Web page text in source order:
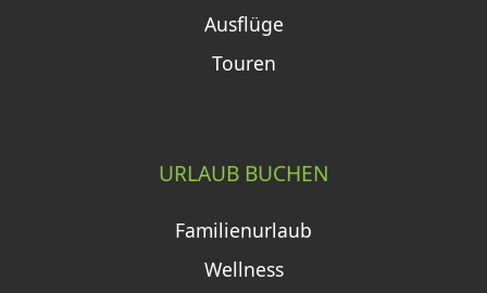
Ausflüge
Touren
URLAUB BUCHEN
Familienurlaub
Wellness